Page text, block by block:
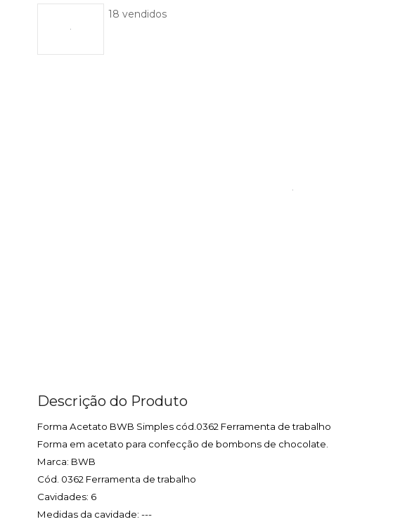
18 vendidos
Descrição do Produto
Forma Acetato BWB Simples cód.0362 Ferramenta de trabalho
Forma em acetato para confecção de bombons de chocolate.
Marca: BWB
Cód. 0362 Ferramenta de trabalho
Cavidades: 6
Medidas da cavidade: ---